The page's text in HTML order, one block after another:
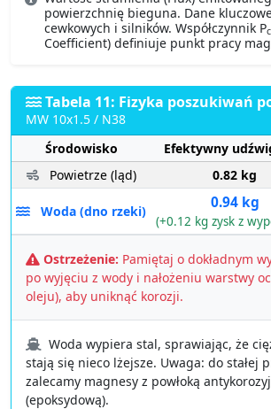
powierzchnię bieguna. Dane
cewkowych i silników. Współczynnik Pc
Coefficient) definiuje punkt pracy
Tabela 11: Fizyka poszukiwań
MW 10x1.5 / N38
Środowisko
Efektywny
Powietrze (ląd)
0.82 kg
Woda (dno rzeki) 0.94 kg
(+0.12 kg zysk z
Ostrzeżenie: Pamiętaj o dokładnym
po wyjęciu z wody i nałożeniu warstwy
oleju), aby uniknąć korozji.
Woda wypiera stal, sprawiając, że
stają się nieco lżejsze. Uwaga: do stałej
zalecamy magnesy z powłoką
(epoksydową).